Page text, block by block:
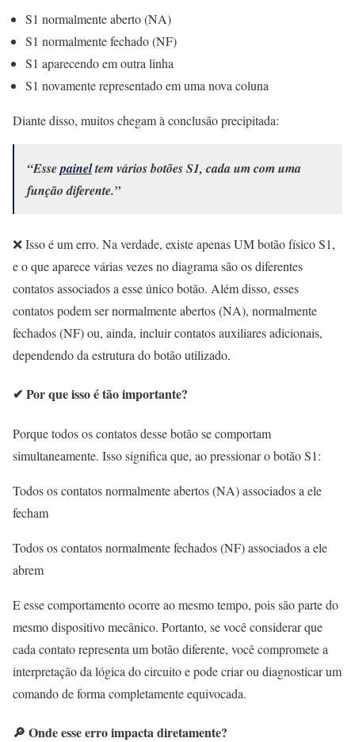
S1 normalmente aberto (NA)
S1 normalmente fechado (NF)
S1 aparecendo em outra linha
S1 novamente representado em uma nova coluna
Diante disso, muitos chegam à conclusão precipitada:
“Essepaineltem vários botões S1, cada um com uma
função diferente.”
❌ Isso é um erro. Na verdade, existe apenas UM botão físico S1,
e o que aparece várias vezes no diagrama são os diferentes
contatos associados a esse único botão. Além disso, esses
contatos podem ser normalmente abertos (NA), normalmente
fechados (NF) ou, ainda, incluir contatos auxiliares adicionais,
dependendo da estrutura do botão utilizado.
✔ Por que isso é tão importante?
Porque todos os contatos desse botão se comportam
simultaneamente. Isso significa que, ao pressionar o botão S1:
Todos os contatos normalmente abertos (NA) associados a ele
fecham
Todos os contatos normalmente fechados (NF) associados a ele
abrem
E esse comportamento ocorre ao mesmo tempo, pois são parte do
mesmo dispositivo mecânico. Portanto, se você considerar que
cada contato representa um botão diferente, você compromete a
interpretação da lógica do circuito e pode criar ou diagnosticar um
comando de forma completamente equivocada.
🔎 Onde esse erro impacta diretamente?